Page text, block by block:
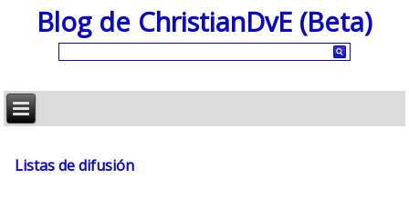
Blog de ChristianDvE (Beta)
Listas de difusión